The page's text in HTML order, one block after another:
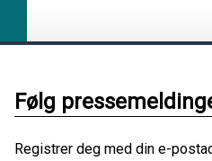
Følg
Registrer deg med din e-